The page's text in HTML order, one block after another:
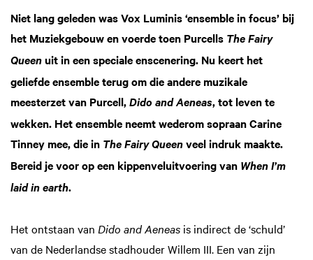
Niet lang geleden was Vox Luminis ‘ensemble in focus’ bij
het Muziekgebouw en voerde toen Purcells The Fairy
Queen uit in een speciale enscenering. Nu keert het
geliefde ensemble terug om die andere muzikale
meesterzet van Purcell, Dido and Aeneas, tot leven te
wekken. Het ensemble neemt wederom sopraan Carine
Tinney mee, die in The Fairy Queen veel indruk maakte.
Bereid je voor op een kippenveluitvoering van When I’m
laid in earth.
Het ontstaan van Dido and Aeneas is indirect de ‘schuld’
van de Nederlandse stadhouder Willem III. Een van zijn